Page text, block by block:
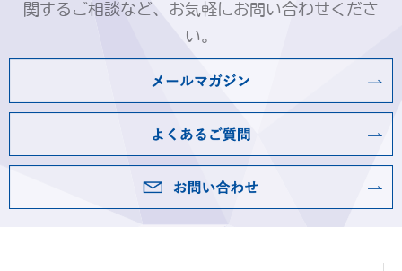
関するご相談など、お気軽にお問い合わせくださ
い。